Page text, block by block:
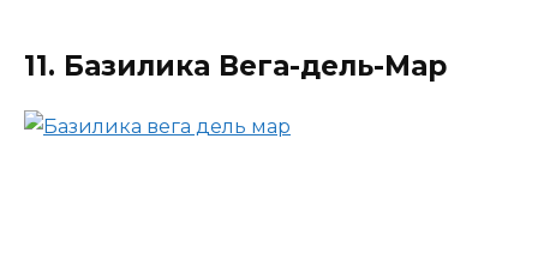
11. Базилика Вега-дель-Мар